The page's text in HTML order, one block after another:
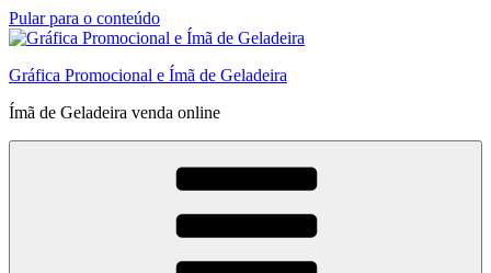
Pular para o conteúdo
Gráfica Promocional e Ímã de Geladeira
Ímã de Geladeira venda online